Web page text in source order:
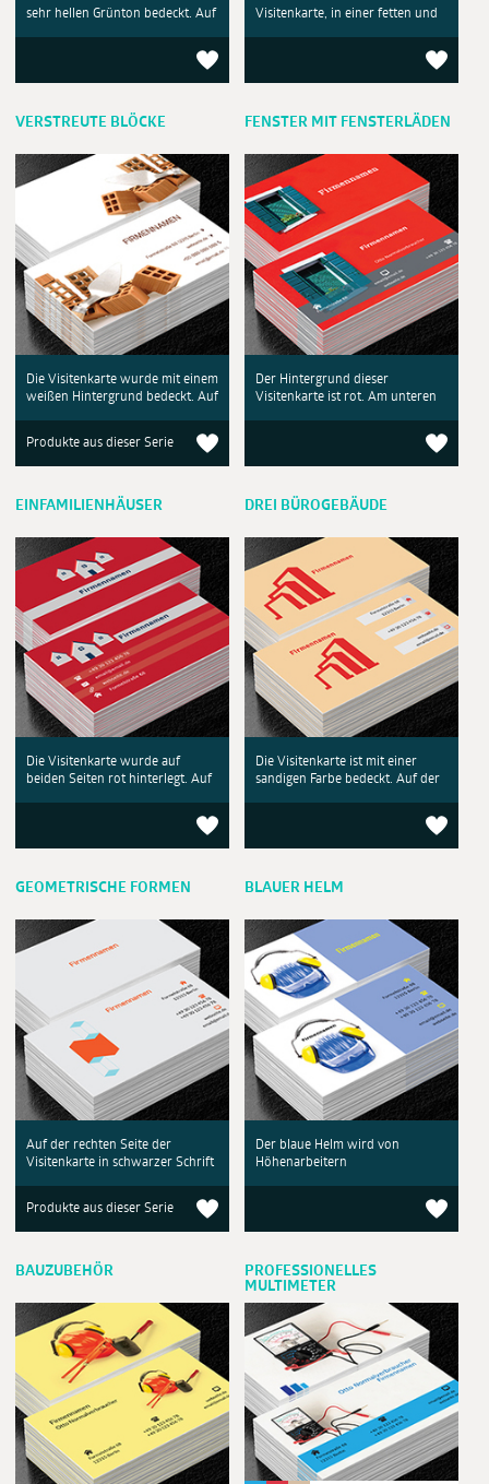
sehr hellen Grünton bedeckt. Auf
Visitenkarte, in einer fetten und
VERSTREUTE BLÖCKE
Die Visitenkarte wurde mit einem
weißen Hintergrund bedeckt. Auf
Produkte aus dieser Serie
FENSTER MIT FENSTERLÄDEN
Der Hintergrund dieser
Visitenkarte ist rot. Am unteren
EINFAMILIENHÄUSER
Die Visitenkarte wurde auf
beiden Seiten rot hinterlegt. Auf
DREI BÜROGEBÄUDE
Die Visitenkarte ist mit einer
sandigen Farbe bedeckt. Auf der
GEOMETRISCHE FORMEN
Auf der rechten Seite der
Visitenkarte in schwarzer Schrift
Produkte aus dieser Serie
BLAUER HELM
Der blaue Helm wird von
Höhenarbeitern
BAUZUBEHÖR
PROFESSIONELLES
MULTIMETER